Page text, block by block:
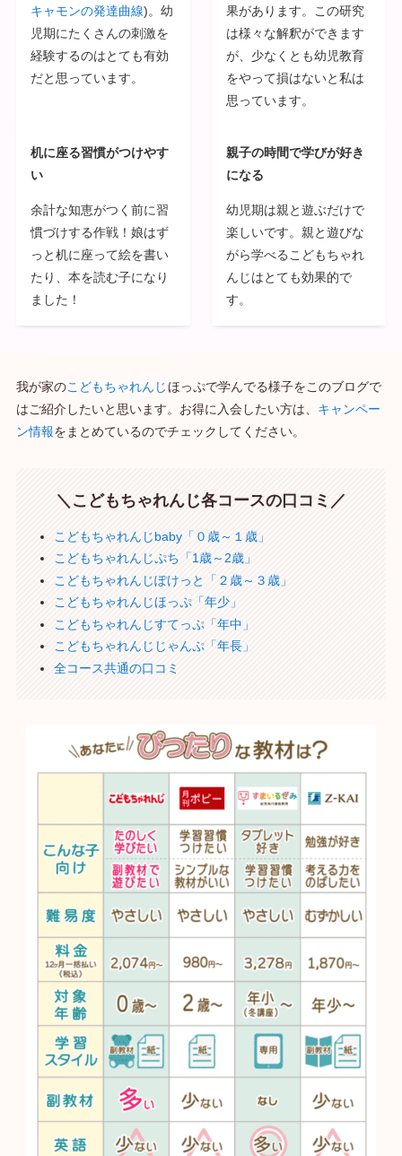
キャモンの発達曲線)。幼
児期にたくさんの刺激を
経験するのはとても有効
だと思っています。
果があります。この研究
は様々な解釈ができます
が、少なくとも幼児教育
をやって損はないと私は
思っています。
机に座る習慣がつけやす
い
余計な知恵がつく前に習
慣づけする作戦！娘はず
っと机に座って絵を書い
たり、本を読む子になり
ました！
親子の時間で学びが好き
になる
幼児期は親と遊ぶだけで
楽しいです。親と遊びな
がら学べるこどもちゃれ
んじはとても効果的で
す。
我が家のこどもちゃれんじほっぷで学んでる様子をこのブログで
はご紹介したいと思います。お得に入会したい方は、 キャンペー
ン情報をまとめているのでチェックしてください。
＼こどもちゃれんじ各コースの口コミ／
こどもちゃれんじbaby「０歳～１歳」
こどもちゃれんじぷち「1歳～2歳」
こどもちゃれんじぽけっと「２歳～３歳」
こどもちゃれんじほっぷ「年少」
こどもちゃれんじすてっぷ「年中」
こどもちゃれんじじゃんぷ「年長」
全コース共通の口コミ